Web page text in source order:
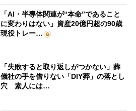
「AI・半導体関連が“本命”であること
に変わりはない」資産20億円超の90歳
現役トレー…
「失敗すると取り返しがつかない」葬
儀社の手を借りない「DIY葬」の落とし
穴 素人には…